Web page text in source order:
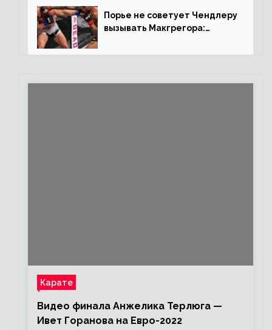
Порье не советует Чендлеру
вызывать Макгрегора:
каждом бою, а Конор умеет
Карате
Видео финала Анжелика Терлюга —
Ивет Горанова на Евро-2022